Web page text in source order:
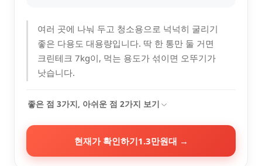
여러 곳에 나눠 두고 청소용으로 넉넉히 굴리기
좋은 다용도 대용량입니다. 딱 한 통만 둘 거면
크린테크 7kg이, 먹는 용도가 섞이면 오뚜기가
낫습니다.
좋은 점 3가지, 아쉬운 점 2가지 보기
현재가 확인하기1.3만원대 →